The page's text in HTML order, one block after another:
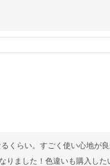
くらい。すごく使い心地が
りました！色違いも購入し